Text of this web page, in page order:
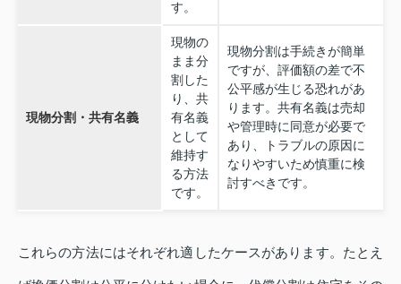
す。
現物分割・共有名義
現物の
まま分
割した
り、共
有名義
として
維持す
る方法
です。
現物分割は手続きが簡単
ですが、評価額の差で不
公平感が生じる恐れがあ
ります。共有名義は売却
や管理時に同意が必要で
あり、トラブルの原因に
なりやすいため慎重に検
討すべきです。
これらの方法にはそれぞれ適したケースがあります。たとえ